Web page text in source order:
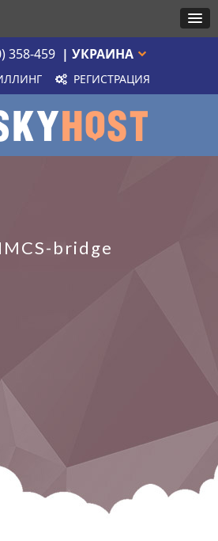
358-459 | УКРАИНА
РЕГИСТРАЦИЯ
bridge